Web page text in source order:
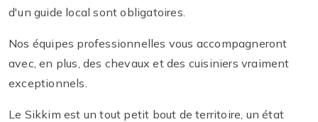
d'un guide local sont obligatoires.
Nos équipes professionnelles vous accompagneront
avec, en plus, des chevaux et des cuisiniers vraiment
exceptionnels.
Le Sikkim est un tout petit bout de territoire, un état